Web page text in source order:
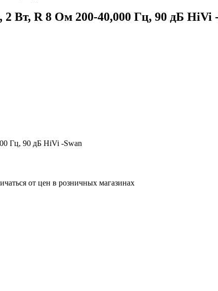
Вт, R 8 Ом 200-40,000 Гц, 90 дБ HiVi
Гц, 90 дБ HiVi -Swan
от цен в розничных магазинах